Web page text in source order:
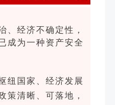
、经济不确定性，
成为一种资产安全
纽国家、经济发展
策清晰、可落地，